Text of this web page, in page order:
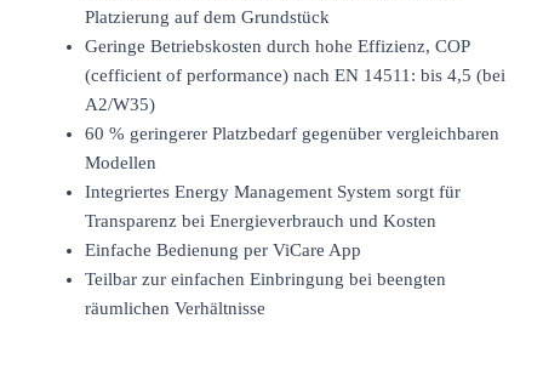
Platzierung auf dem Grundstück
Geringe Betriebskosten durch hohe Effizienz, COP
(cefficient of performance) nach EN 14511: bis 4,5 (bei
A2/W35)
60 % geringerer Platzbedarf gegenüber vergleichbaren
Modellen
Integriertes Energy Management System sorgt für
Transparenz bei Energieverbrauch und Kosten
Einfache Bedienung per ViCare App
Teilbar zur einfachen Einbringung bei beengten
räumlichen Verhältnisse